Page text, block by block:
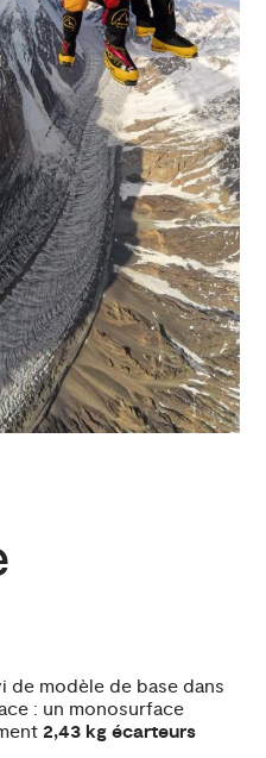
de modèle de base dans
: un monosurface
2,43 kg écarteurs